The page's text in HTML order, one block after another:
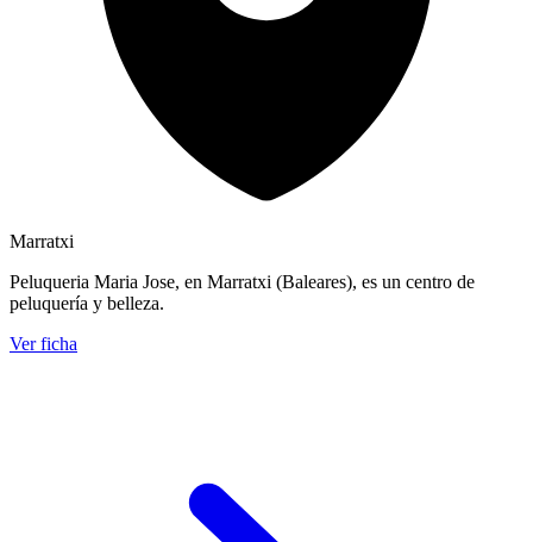
Marratxi
Peluqueria Maria Jose, en Marratxi (Baleares), es un centro de
peluquería y belleza.
Ver ficha